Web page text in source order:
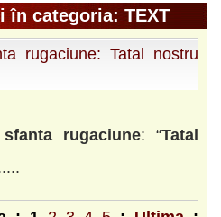
în categoria: TEXT
rugaciune: Tatal nostru
sfanta rugaciune: “Tatal